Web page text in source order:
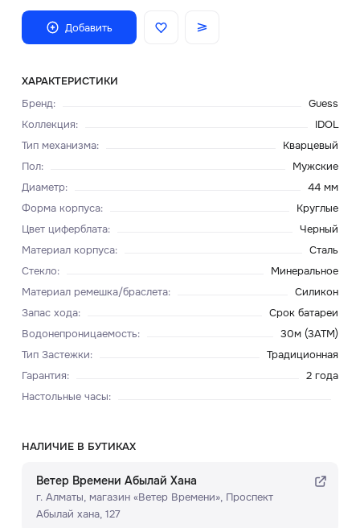
Добавить
ХАРАКТЕРИСТИКИ
Бренд:
Guess
Коллекция:
IDOL
Тип механизма:
Кварцевый
Пол:
Мужские
Диаметр:
44 мм
Форма корпуса:
Круглые
Цвет циферблата:
Черный
Материал корпуса:
Сталь
Стекло:
Минеральное
Материал ремешка/браслета:
Силикон
Запас хода:
Срок батареи
Водонепроницаемость:
30м (3ATM)
Тип Застежки:
Традиционная
Гарантия:
2 года
Настольные часы:
НАЛИЧИЕ В БУТИКАХ
Ветер Времени Абылай Хана
г. Алматы, ​магазин «Ветер Времени»​, Проспект
Абылай хана, 127